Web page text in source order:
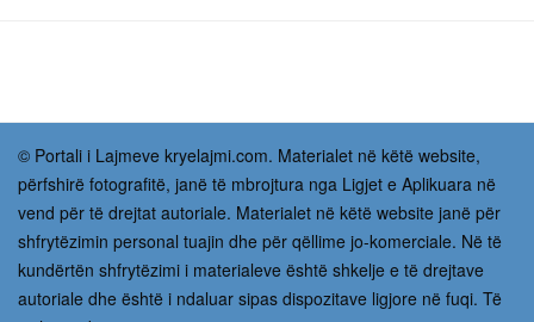
© Portali i Lajmeve kryelajmi.com. Materialet në këtë website,
përfshirë fotografitë, janë të mbrojtura nga Ligjet e Aplikuara në
vend për të drejtat autoriale. Materialet në këtë website janë për
shfrytëzimin personal tuajin dhe për qëllime jo-komerciale. Në të
kundërtën shfrytëzimi i materialeve është shkelje e të drejtave
autoriale dhe është i ndaluar sipas dispozitave ligjore në fuqi. Të